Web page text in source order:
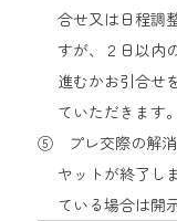
合せ又は日程調
すが、２日以内
進むかお引合せ
ていただきます。
⑤ プレ交際の解消
ヤットが終了し
ている場合は開